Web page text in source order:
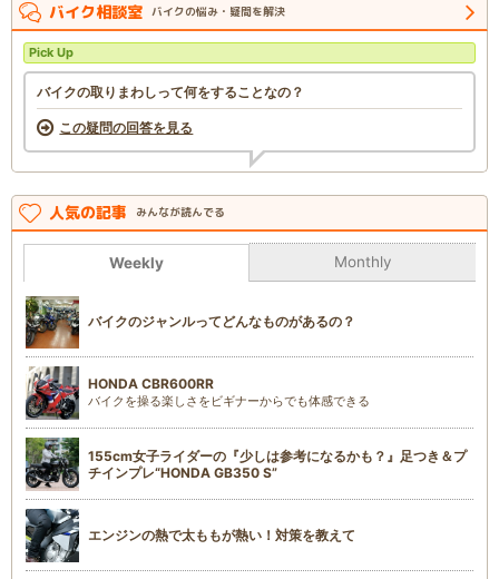
バイク相談室 バイクの悩み・疑問を解決
Pick Up
バイクの取りまわしって何をすることなの？
この疑問の回答を見る
人気の記事 みんなが読んでる
Weekly Monthly
バイクのジャンルってどんなものがあるの？
HONDA CBR600RR
バイクを操る楽しさをビギナーからでも体感できる
155cm女子ライダーの『少しは参考になるかも？』足つき＆プ
チインプレ“HONDA GB350 S”
エンジンの熱で太ももが熱い！対策を教えて